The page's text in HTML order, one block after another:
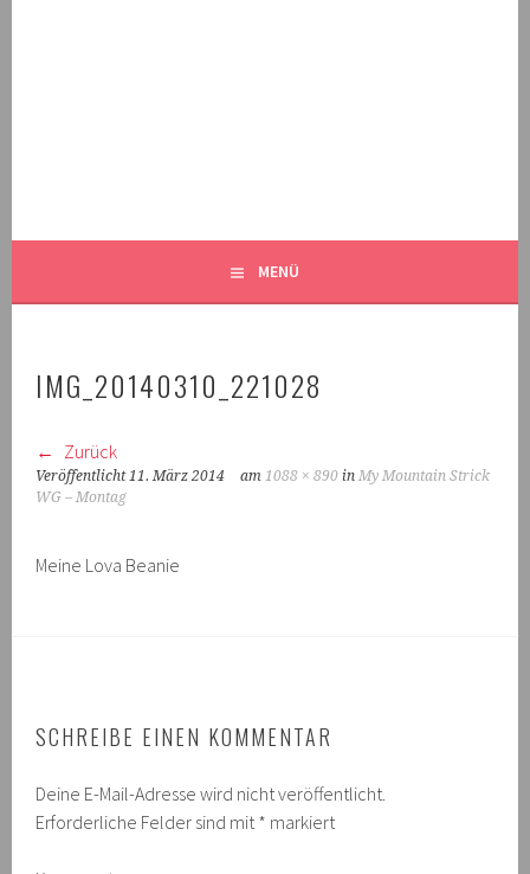
MENÜ
IMG_20140310_221028
Zurück
Veröffentlicht11. März 2014 am1088 × 890 inMy Mountain Strick
WG – Montag
Meine Lova Beanie
SCHREIBE EINEN KOMMENTAR
Deine E-Mail-Adresse wird nicht veröffentlicht.
Erforderliche Felder sind mit * markiert